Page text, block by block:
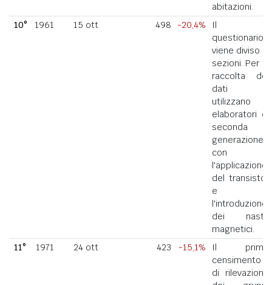
abitazioni.
10°
1961 15 ott 498 -20,4%
Il
questionario
viene diviso in
sezioni. Per la
raccolta dei
dati si
utilizzano
elaboratori di
seconda
generazione
con
l'applicazione
del transistor
e
l'introduzione
dei nastri
magnetici.
11°
1971 24 ott 423 -15,1%
Il primo
censimento
di rilevazione